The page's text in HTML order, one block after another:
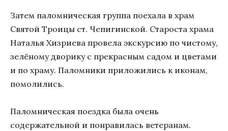
Затем паломническая группа поехала в храм
Святой Троицы ст. Чепигинской. Староста храма
Наталья Хизриева провела экскурсию по чистому,
зелёному дворику с прекрасным садом и цветами
и по храму. Паломники приложились к иконам,
помолились.
Паломническая поездка была очень
содержательной и понравилась ветеранам.